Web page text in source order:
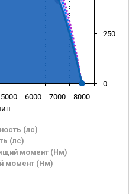
(лс)
(лс)
момент (Нм)
момент (Нм)
5000 6000 7000 8000
0
250